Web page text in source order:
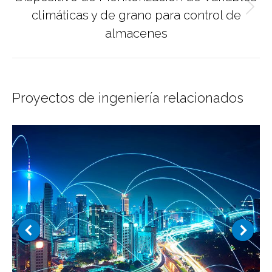
Proyecto
climáticas y de grano para control de
almacenes
Proyectos de ingeniería relacionados